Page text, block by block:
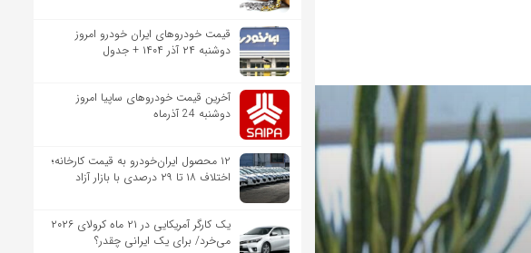
قیمت خودرو‌های ایران خودرو امروز
دوشنبه ۲۴ آذر ۱۴۰۴ + جدول
آخرین قیمت خودروهای ساپیا امروز
دوشنبه 24 آذرماه
۱۲ محصول ایران‌خودرو به قیمت کارخانه؛
اختلاف ۱۸ تا ۲۹ درصدی با بازار آزاد
یک کارگر آمریکایی در ۲۱ ماه کرولای ۲۰۲۶
می‌خرد/ برای یک ایرانی چقدر؟